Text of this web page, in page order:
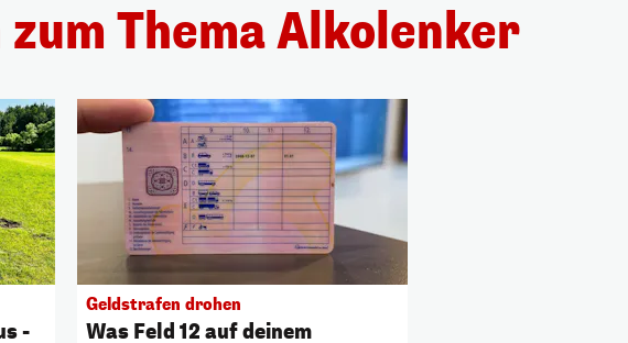
Thema Alkolenker
-
Geldstrafen drohen
Was Feld 12 auf deinem